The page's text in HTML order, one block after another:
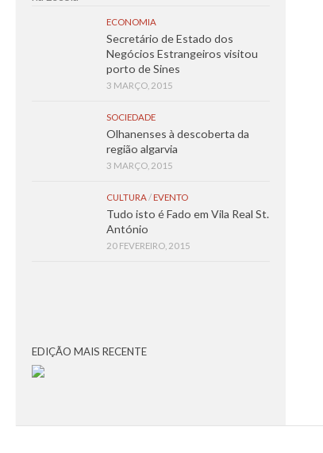
ECONOMIA
Secretário de Estado dos
Negócios Estrangeiros visitou
porto de Sines
3 MARÇO, 2015
SOCIEDADE
Olhanenses à descoberta da
região algarvia
3 MARÇO, 2015
CULTURA/ EVENTO
Tudo isto é Fado em Vila Real St.
António
20 FEVEREIRO, 2015
EDIÇÃO MAIS RECENTE